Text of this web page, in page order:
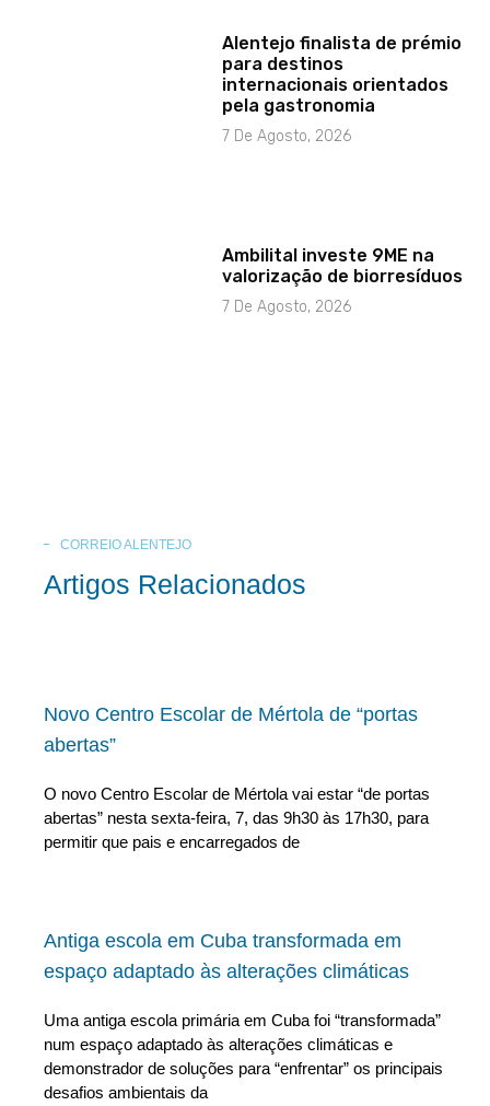
Alentejo finalista de prémio
para destinos
internacionais orientados
pela gastronomia
7 De Agosto, 2026
Ambilital investe 9ME na
valorização de biorresíduos
7 De Agosto, 2026
CORREIO ALENTEJO
Artigos Relacionados
Novo Centro Escolar de Mértola de “portas
abertas”
O novo Centro Escolar de Mértola vai estar “de portas
abertas” nesta sexta-feira, 7, das 9h30 às 17h30, para
permitir que pais e encarregados de
Antiga escola em Cuba transformada em
espaço adaptado às alterações climáticas
Uma antiga escola primária em Cuba foi “transformada”
num espaço adaptado às alterações climáticas e
demonstrador de soluções para “enfrentar” os principais
desafios ambientais da